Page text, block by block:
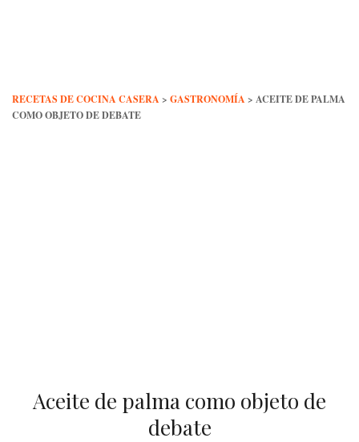
RECETAS DE COCINA CASERA > GASTRONOMÍA > ACEITE DE PALMA
COMO OBJETO DE DEBATE
Aceite de palma como objeto de
debate